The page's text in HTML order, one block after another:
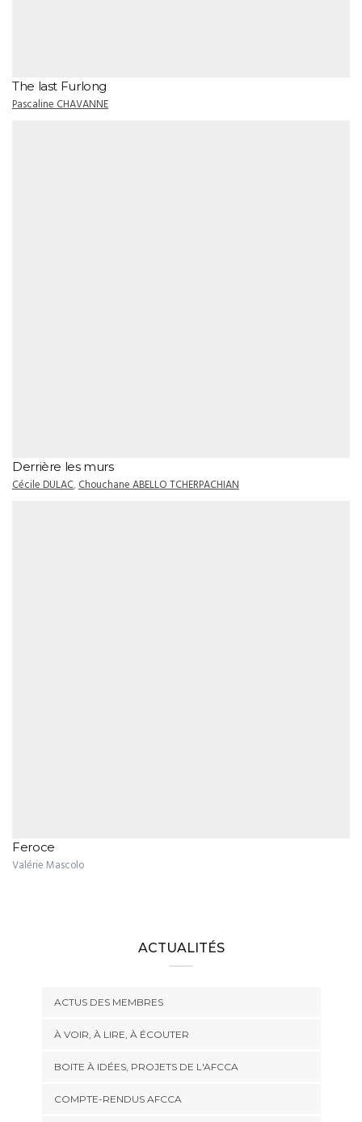
The last Furlong
Pascaline CHAVANNE
Derrière les murs
Cécile DULAC,Chouchane ABELLO TCHERPACHIAN
Feroce
Valérie Mascolo
ACTUALITÉS
ACTUS DES MEMBRES
À VOIR, À LIRE, À ÉCOUTER
BOITE À IDÉES, PROJETS DE L'AFCCA
COMPTE-RENDUS AFCCA